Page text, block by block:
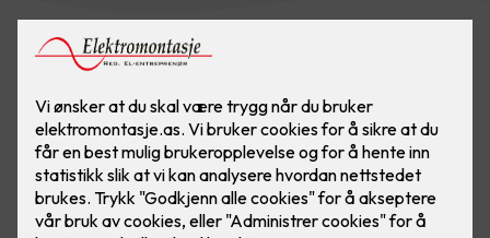
Send inn din henvendelse
Fyll ut dine kontaktopplysninger og send inn kontaktskjema.
Du vil bli kontaktet innen tre virkedager
Hva trenger du hjelp til?
Emne*